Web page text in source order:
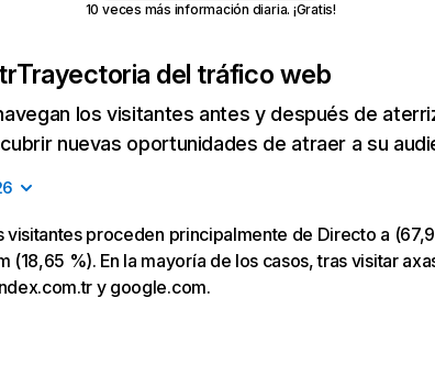
10 veces más información diaria. ¡Gratis!
Trayectoria del tráfico web
los visitantes antes y después de
nuevas oportunidades de atraer a su
visitantes proceden principalmente de Directo a
(18,65 %). En la mayoría de los casos, tras visitar
y google.com.